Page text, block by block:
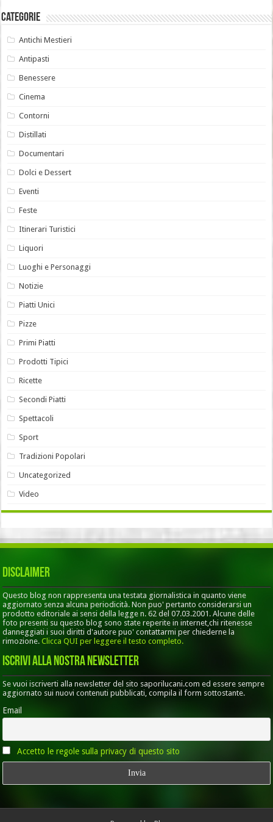
Categorie
Antichi Mestieri
Antipasti
Benessere
Cinema
Contorni
Distillati
Documentari
Dolci e Dessert
Eventi
Feste
Itinerari Turistici
Liquori
Luoghi e Personaggi
Notizie
Piatti Unici
Pizze
Primi Piatti
Prodotti Tipici
Ricette
Secondi Piatti
Spettacoli
Sport
Tradizioni Popolari
Uncategorized
Video
Disclaimer
Questo blog non rappresenta una testata giornalistica in quanto viene
aggiornato senza alcuna periodicità. Non puo' pertanto considerarsi un
prodotto editoriale ai sensi della legge n. 62 del 07.03.2001. Alcune delle
foto presenti su questo blog sono state reperite in internet,chi ritenesse
danneggiati i suoi diritti d'autore puo' contattarmi per chiederne la
rimozione.Clicca QUI per leggere il testo completo.
Iscrivi alla nostra Newsletter
Se vuoi iscriverti alla newsletter del sito saporilucani.com ed essere sempre
aggiornato sui nuovi contenuti pubblicati, compila il form sottostante.
Email
Accetto le regole sulla privacy di questo sito